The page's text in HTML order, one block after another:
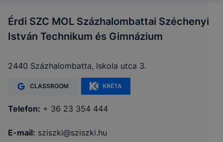
Érdi SZC MOL Százhalombattai Széchenyi
István Technikum és Gimnázium
2440 Százhalombatta, Iskola utca 3.
CLASSROOM KRÉTA
Telefon: + 36 23 354 444
E-mail: sziszki@sziszki.hu